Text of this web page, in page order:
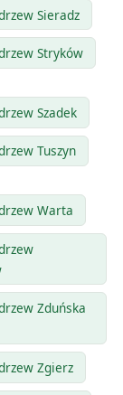
Sieradz
Stryków
Szadek
Tuszyn
Warta
Zduńska
Zgierz